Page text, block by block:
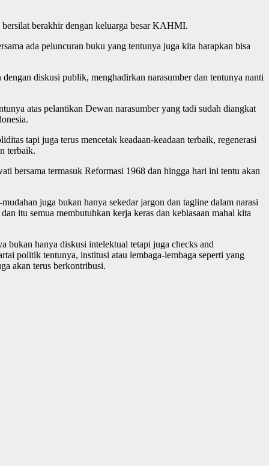
berakhir dengan keluarga besar KAHMI.
ada peluncuran buku yang tentunya juga kita harapkan bisa
diskusi publik, menghadirkan narasumber dan tentunya nanti
atas pelantikan Dewan narasumber yang tadi sudah diangkat
tapi juga terus mencetak keadaan-keadaan terbaik, regenerasi
terbaik.
bersama termasuk Reformasi 1968 dan hingga hari ini tentu akan
juga bukan hanya sekedar jargon dan tagline dalam narasi
itu semua membutuhkan kerja keras dan kebiasaan mahal kita
bukan hanya diskusi intelektual tetapi juga checks and
politik tentunya, institusi atau lembaga-lembaga seperti yang
akan terus berkontribusi.